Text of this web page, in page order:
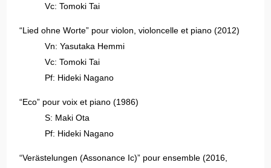
Vc: Tomoki Tai
“Lied ohne Worte” pour violon, violoncelle et piano (2012)
Vn: Yasutaka Hemmi
Vc: Tomoki Tai
Pf: Hideki Nagano
“Eco” pour voix et piano (1986)
S: Maki Ota
Pf: Hideki Nagano
“Verästelungen (Assonance Ic)” pour ensemble (2016,